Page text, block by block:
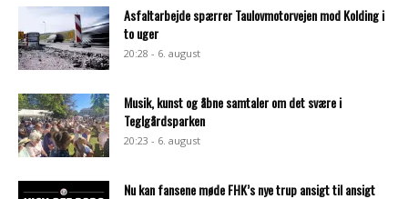
Asfaltarbejde spærrer Taulovmotorvejen mod Kolding i
to uger
20:28 - 6. august
Musik, kunst og åbne samtaler om det svære i
Teglgårdsparken
20:23 - 6. august
Nu kan fansene møde FHK’s nye trup ansigt til ansigt